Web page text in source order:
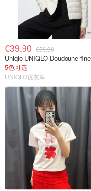
€39.90 €59.90
5色可选
UNIQLO优衣库